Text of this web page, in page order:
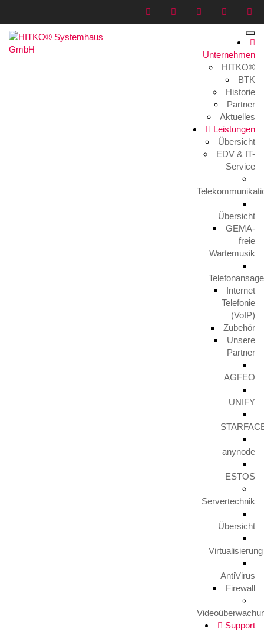
Unternehmen
HITKO®
BTK
Historie
Partner
Aktuelles
Leistungen
Übersicht
EDV & IT-
Service
Übersicht
GEMA-
freie
Wartemusik
Internet
Telefonie
(VoIP)
Zubehör
Unsere
Partner
AGFEO
UNIFY
anynode
ESTOS
Servertechnik
Übersicht
Virtualisierung
AntiVirus
Firewall
Support